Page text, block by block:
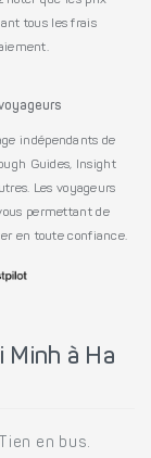
tous les frais
indépendants de
Guides, Insight
Les voyageurs
permettant de
en toute confiance.
Minh à Ha
en bus.